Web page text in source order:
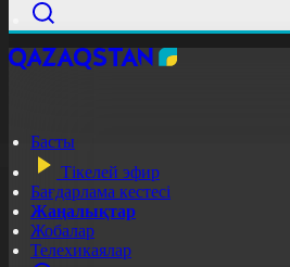
Басты
Тікелей эфир
Бағдарлама кестесі
Жаңалықтар
Жобалар
Телехикаялар